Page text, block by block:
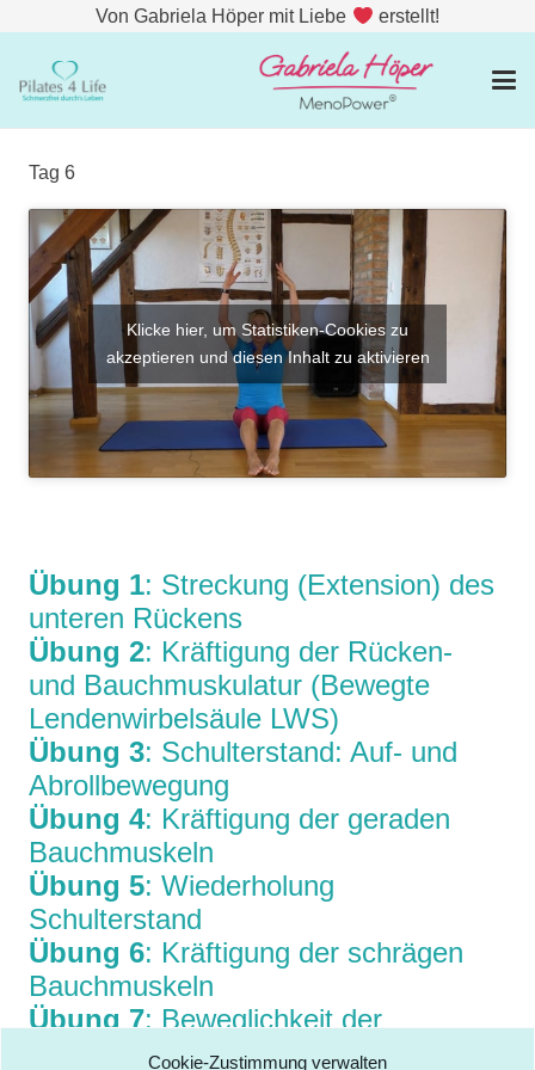
Von Gabriela Höper mit Liebe erstellt!
Cookie-Zustimmung verwalten
Tag 6
Klicke hier, um Statistiken-Cookies zu
akzeptieren und diesen Inhalt zu aktivieren
Übung 1: Streckung (Extension) des
unteren Rückens
Übung 2: Kräftigung der Rücken-
und Bauchmuskulatur (Bewegte
Lendenwirbelsäule LWS)
Übung 3: Schulterstand: Auf- und
Abrollbewegung
Übung 4: Kräftigung der geraden
Bauchmuskeln
Übung 5: Wiederholung
Schulterstand
Übung 6: Kräftigung der schrägen
Bauchmuskeln
Übung 7: Beweglichkeit der
Brustwirbelsäule (BWS)